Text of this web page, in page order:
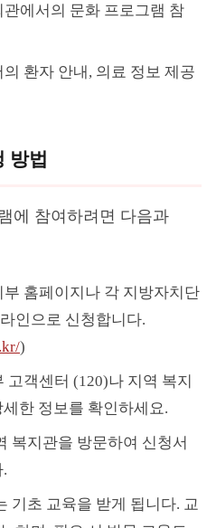
에서의 문화 프로그램 참
환자 안내, 의료 정보 제공
방법
에 참여하려면 다음과
부 홈페이지나 각 지방자치단
인으로 신청합니다.
)
고객센터 (120)나 지역 복지
한 정보를 확인하세요.
복지관을 방문하여 신청서
기초 교육을 받게 됩니다. 교